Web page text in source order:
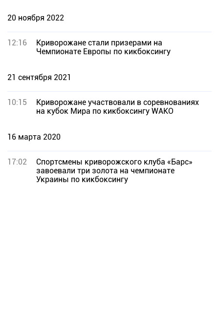
20 ноября 2022
12:16
Криворожане стали призерами на
Чемпионате Европы по кикбоксингу
21 сентября 2021
10:15
Криворожане участвовали в соревнованиях
на кубок Мира по кикбоксингу WAKO
16 марта 2020
17:02
Спортсмены криворожского клуба «Барс»
завоевали три золота на чемпионате
Украины по кикбоксингу